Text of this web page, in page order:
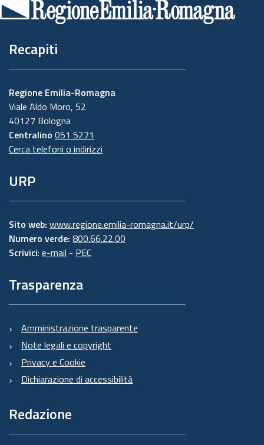
pagina
Recapiti
Regione Emilia-Romagna
Viale Aldo Moro, 52
40127 Bologna
Centralino 051 5271
Cerca telefoni o indirizzi
URP
Sito web: www.regione.emilia-romagna.it/urp/
Numero verde: 800.66.22.00
Scrivici: e-mail - PEC
Trasparenza
Amministrazione trasparente
Note legali e copyright
Privacy e Cookie
Dichiarazione di accessibilità
Redazione